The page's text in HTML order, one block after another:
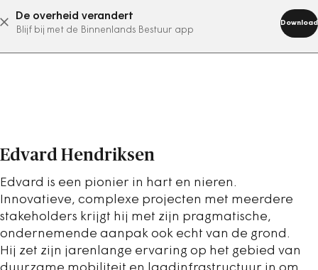
De overheid verandert
Blijf bij met de Binnenlands Bestuur app
Download
abonneer nu
Edvard Hendriksen
Edvard is een pionier in hart en nieren.
Innovatieve, complexe projecten met meerdere
stakeholders krijgt hij met zijn pragmatische,
ondernemende aanpak ook echt van de grond.
Hij zet zijn jarenlange ervaring op het gebied van